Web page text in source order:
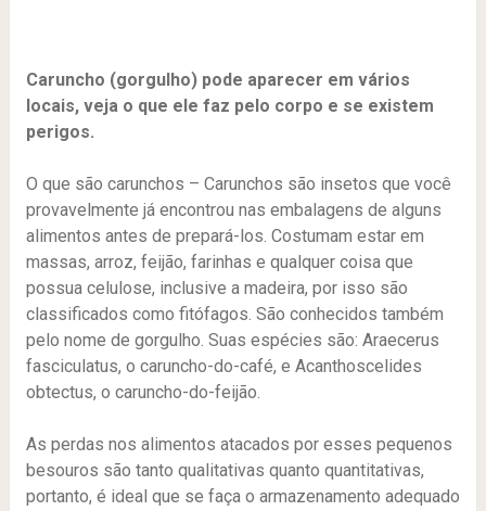
Caruncho (gorgulho) pode aparecer em vários
locais, veja o que ele faz pelo corpo e se existem
perigos.
O que são carunchos – Carunchos são insetos que você
provavelmente já encontrou nas embalagens de alguns
alimentos antes de prepará-los. Costumam estar em
massas, arroz, feijão, farinhas e qualquer coisa que
possua celulose, inclusive a madeira, por isso são
classificados como fitófagos. São conhecidos também
pelo nome de gorgulho. Suas espécies são: Araecerus
fasciculatus, o caruncho-do-café, e Acanthoscelides
obtectus, o caruncho-do-feijão.
As perdas nos alimentos atacados por esses pequenos
besouros são tanto qualitativas quanto quantitativas,
portanto, é ideal que se faça o armazenamento adequado